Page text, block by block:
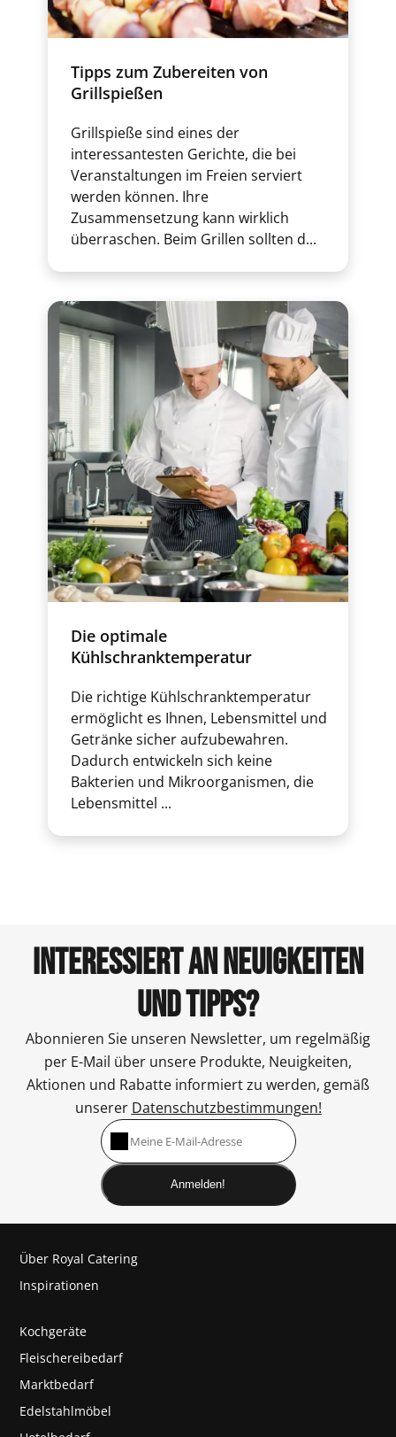
Tipps zum Zubereiten von
Grillspießen
Grillspieße sind eines der
interessantesten Gerichte, die bei
Veranstaltungen im Freien serviert
werden können. Ihre
Zusammensetzung kann wirklich
überraschen. Beim Grillen sollten d...
Die optimale
Kühlschranktemperatur
Die richtige Kühlschranktemperatur
ermöglicht es Ihnen, Lebensmittel und
Getränke sicher aufzubewahren.
Dadurch entwickeln sich keine
Bakterien und Mikroorganismen, die
Lebensmittel ...
INTERESSIERT AN NEUIGKEITEN
UND TIPPS?
Abonnieren Sie unseren Newsletter, um regelmäßig
per E-Mail über unsere Produkte, Neuigkeiten,
Aktionen und Rabatte informiert zu werden, gemäß
unserer Datenschutzbestimmungen!
Anmelden!
Über Royal Catering
Inspirationen
Kochgeräte
Fleischereibedarf
Marktbedarf
Edelstahlmöbel